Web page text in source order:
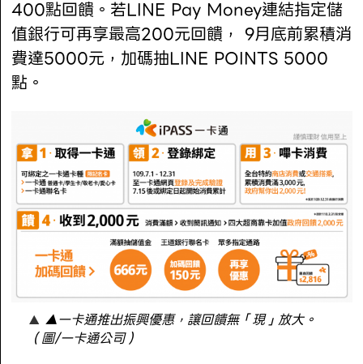
400點回饋。若LINE Pay Money連結指定儲
值銀行可再享最高200元回饋， 9月底前累積消
費達5000元，加碼抽LINE POINTS 5000
點。
▲一卡通推出振興優惠，讓回饋無「現」放大。
（圖/一卡通公司）